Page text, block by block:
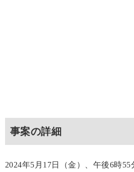
事案の詳細
2024年5月17日（金）、午後6時